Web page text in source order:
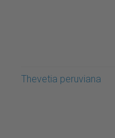
Thevetia peruviana